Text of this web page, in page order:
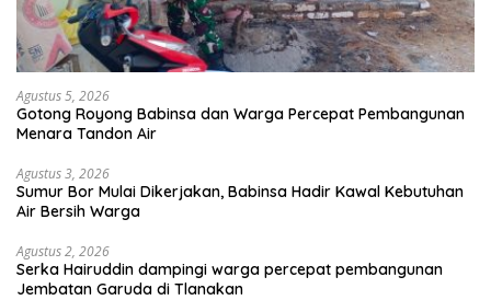
Agustus 5, 2026
Gotong Royong Babinsa dan Warga Percepat Pembangunan
Menara Tandon Air
Agustus 3, 2026
Sumur Bor Mulai Dikerjakan, Babinsa Hadir Kawal Kebutuhan
Air Bersih Warga
Agustus 2, 2026
Serka Hairuddin dampingi warga percepat pembangunan
Jembatan Garuda di Tlanakan